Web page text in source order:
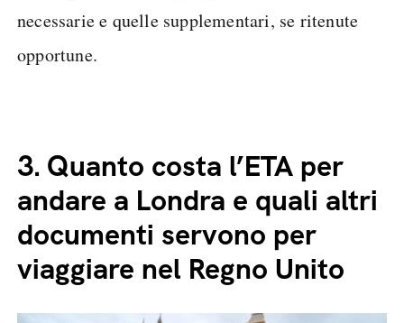
necessarie e quelle supplementari, se ritenute
opportune.
3. Quanto costa l’ETA per
andare a Londra e quali altri
documenti servono per
viaggiare nel Regno Unito